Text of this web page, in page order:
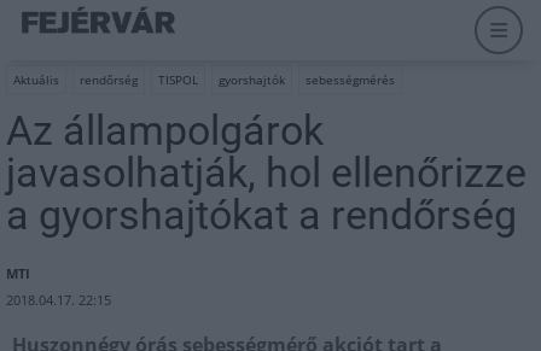
Aktuális rendőrség TISPOL gyorshajtók sebességmérés
Az állampolgárok
javasolhatják, hol ellenőrizze
a gyorshajtókat a rendőrség
MTI
2018.04.17. 22:15
Huszonnégy órás sebességmérő akciót tart a